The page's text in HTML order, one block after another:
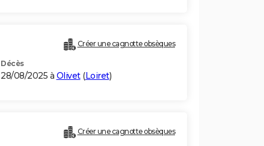
Créer une cagnotte obsèques
Décès
28/08/2025 à Olivet(Loiret)
Créer une cagnotte obsèques